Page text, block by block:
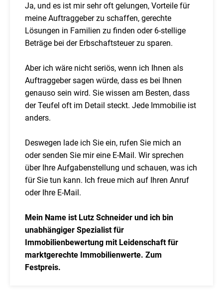
Ja, und es ist mir sehr oft gelungen, Vorteile für
meine Auftraggeber zu schaffen, gerechte
Lösungen in Familien zu finden oder 6-stellige
Beträge bei der Erbschaftsteuer zu sparen.
Aber ich wäre nicht seriös, wenn ich Ihnen als
Auftraggeber sagen würde, dass es bei Ihnen
genauso sein wird. Sie wissen am Besten, dass
der Teufel oft im Detail steckt. Jede Immobilie ist
anders.
Deswegen lade ich Sie ein, rufen Sie mich an
oder senden Sie mir eine E-Mail. Wir sprechen
über Ihre Aufgabenstellung und schauen, was ich
für Sie tun kann. Ich freue mich auf Ihren Anruf
oder Ihre E-Mail.
Mein Name ist Lutz Schneider und ich bin
unabhängiger Spezialist für
Immobilienbewertung mit Leidenschaft für
marktgerechte Immobilienwerte. Zum
Festpreis.